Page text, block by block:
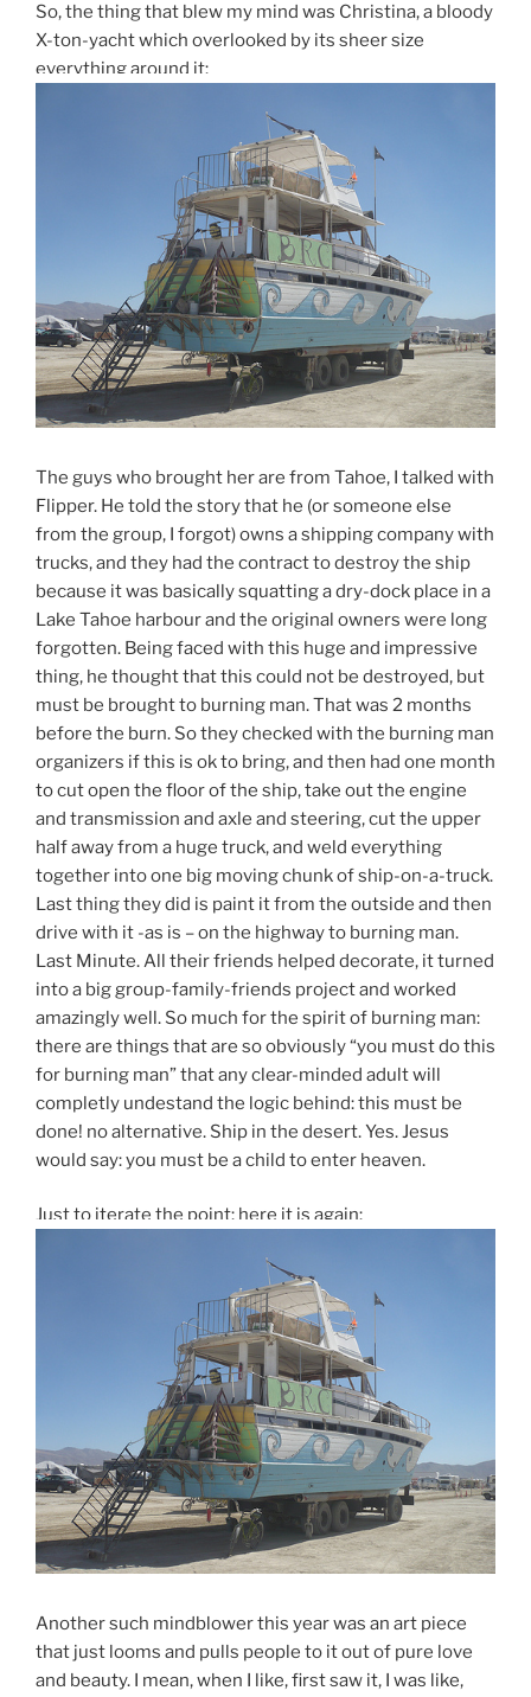
So, the thing that blew my mind was Christina, a bloody
X-ton-yacht which overlooked by its sheer size
everything around it:
The guys who brought her are from Tahoe, I talked with
Flipper. He told the story that he (or someone else
from the group, I forgot) owns a shipping company with
trucks, and they had the contract to destroy the ship
because it was basically squatting a dry-dock place in a
Lake Tahoe harbour and the original owners were long
forgotten. Being faced with this huge and impressive
thing, he thought that this could not be destroyed, but
must be brought to burning man. That was 2 months
before the burn. So they checked with the burning man
organizers if this is ok to bring, and then had one month
to cut open the floor of the ship, take out the engine
and transmission and axle and steering, cut the upper
half away from a huge truck, and weld everything
together into one big moving chunk of ship-on-a-truck.
Last thing they did is paint it from the outside and then
drive with it -as is – on the highway to burning man.
Last Minute. All their friends helped decorate, it turned
into a big group-family-friends project and worked
amazingly well. So much for the spirit of burning man:
there are things that are so obviously “you must do this
for burning man” that any clear-minded adult will
completly undestand the logic behind: this must be
done! no alternative. Ship in the desert. Yes. Jesus
would say: you must be a child to enter heaven.
Just to iterate the point: here it is again:
Another such mindblower this year was an art piece
that just looms and pulls people to it out of pure love
and beauty. I mean, when I like, first saw it, I was like,